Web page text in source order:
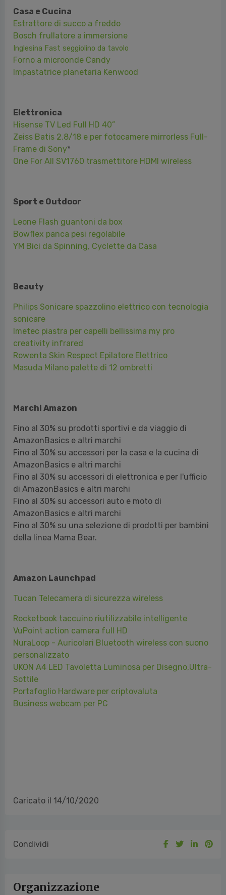
Casa e Cucina
Estrattore di succo a freddo
Bosch frullatore a immersione
Inglesina Fast seggiolino da tavolo
Forno a microonde Candy
Elettronica
Hisense TV Led Full HD 40”
Zeiss Batis 2.8/18 e per
otocameremirrorless Full-
Sport e Outdoor
Leone Flash guantoni da box
Bowflex panca pesi regolabile
Beauty
Philips Sonicare spazzolino elettrico con tecnologia
sonicare
Imetec piastra per capelli bellissima my pro
creativity infrared
Rowenta Skin Respect Epilatore Elettrico
Marchi Amazon
Fino al 30% su prodotti sportivi e da viaggio di
AmazonBasics e altri marchi
Fino al 30% su accessori per la casa e la cucina di
AmazonBasics e altri marchi
Fino al 30% su accessori di elettronica e per l'ufficio
di AmazonBasics e altri marchi
Fino al 30% su accessori auto e moto di
AmazonBasics e altri marchi
Amazon Launchpad
Tucan Telecamera di sicurezza wireless
Rocketbook taccuino riutilizzabile intelligente
VuPoint action camera full HD
NuraLoop - Auricolari Bluetooth wireless con suono
personalizzato
UKON A4 LED Tavoletta Luminosa per Disegno,Ultra-
Sottile
Portafoglio Hardware per criptovaluta